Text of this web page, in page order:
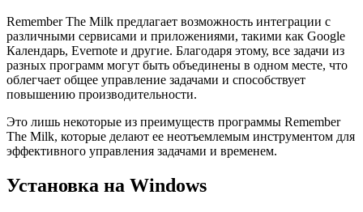
Remember The Milk предлагает возможность интеграции с
различными сервисами и приложениями, такими как Google
Календарь, Evernote и другие. Благодаря этому, все задачи из
разных программ могут быть объединены в одном месте, что
облегчает общее управление задачами и способствует
повышению производительности.
Это лишь некоторые из преимуществ программы Remember
The Milk, которые делают ее неотъемлемым инструментом для
эффективного управления задачами и временем.
Установка на Windows